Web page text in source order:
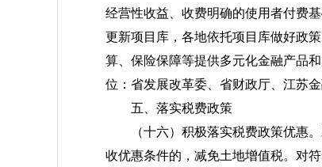
经营性收益、收费明确的使用者付费
更新项目库，各地依托项目库做好政
算、保险保障等提供多元化金融产品
位：省发展改革委、省财政厅、江苏
五、落实税费政策
（十六）积极落实税费政策优惠。
收优惠条件的，减免土地增值税。对